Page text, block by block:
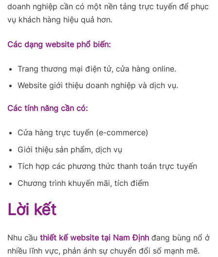
doanh nghiệp cần có một nền tảng trực tuyến để phục
vụ khách hàng hiệu quả hơn.
Các dạng website phổ biến:
Trang thương mại điện tử, cửa hàng online.
Website giới thiệu doanh nghiệp và dịch vụ.
Các tính năng cần có:
Cửa hàng trực tuyến (e-commerce)
Giới thiệu sản phẩm, dịch vụ
Tích hợp các phương thức thanh toán trực tuyến
Chương trình khuyến mãi, tích điểm
Lời kết
Nhu cầu thiết kế website tại Nam Định đang bùng nổ ở
nhiều lĩnh vực, phản ánh sự chuyển đổi số mạnh mẽ.